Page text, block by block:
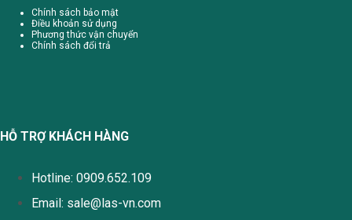
Chính sách bảo mật
Điều khoản sử dụng
Phương thức vận chuyển
Chính sách đổi trả
HỖ TRỢ KHÁCH HÀNG
Hotline: 0909.652.109
Email: sale@las-vn.com